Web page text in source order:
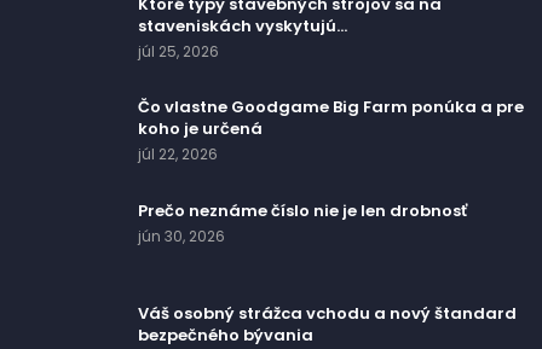
staveniskách vyskytujú…
júl 25, 2026
Čo vlastne Goodgame Big Farm ponúka a pre
koho je určená
júl 22, 2026
Prečo neznáme číslo nie je len drobnosť
jún 30, 2026
Váš osobný strážca vchodu a nový štandard
bezpečného bývania